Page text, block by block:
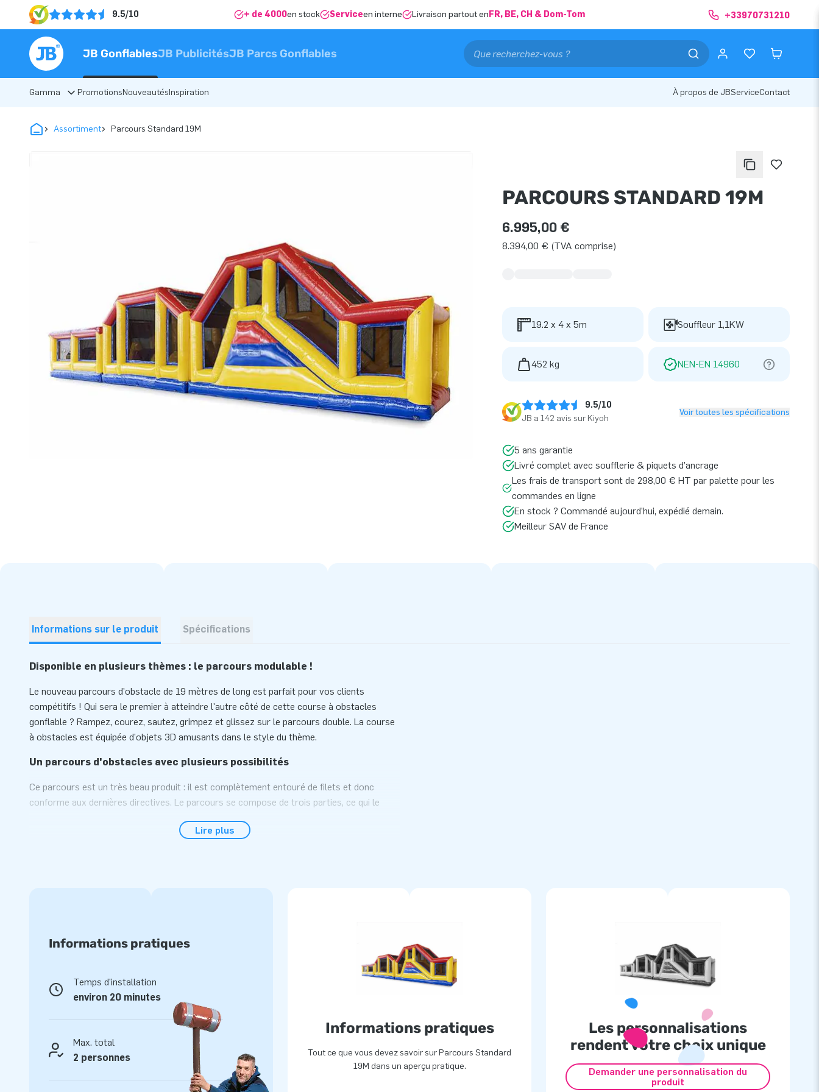
9.5/10 + de 4000en stock Serviceen interne Livraison partout en FR, BE, CH & Dom-Tom +33970731210
JB GonflablesJB PublicitésJB Parcs Gonflables
Gamma PromotionsNouveautésInspiration À propos de JBServiceContact
Assortiment Parcours Standard 19M
PARCOURS STANDARD 19M
6.995,00 €
8.394,00 € (TVA comprise)
19.2 x 4 x 5m Souffleur 1,1KW
452 kg NEN-EN 14960
9.5/10
JB a 142 avis sur Kiyoh
Voir toutes les spécifications
5 ans garantie
Livré complet avec soufflerie & piquets d’ancrage
Les frais de transport sont de 298,00 € HT par palette pour les
commandes en ligne
En stock ? Commandé aujourd’hui, expédié demain.
Meilleur SAV de France
Informations sur le produit Spécifications
Disponible en plusieurs thèmes : le parcours modulable !
Le nouveau parcours d'obstacle de 19 mètres de long est parfait pour vos clients
compétitifs ! Qui sera le premier à atteindre l'autre côté de cette course à obstacles
gonflable ? Rampez, courez, sautez, grimpez et glissez sur le parcours double. La course
à obstacles est équipée d'objets 3D amusants dans le style du thème.
Un parcours d'obstacles avec plusieurs possibilités
Ce parcours est un très beau produit : il est complètement entouré de filets et donc
conforme aux dernières directives. Le parcours se compose de trois parties, ce qui le
et peut être prolongée par des Jumping balls d'environ 6 mètres. L'attraction est livrée
Toutes nos structures gonflables sont renforcées en plusieurs points et cousues
plusieurs fois. De plus, bien entendu, tous les produits sont fabriqués à partir de PVC
robuste et de haute qualité. C'est pourquoi ils sont durables et faciles à entretenir. Avec le
parcours 19M, vous choisissez un produit de qualité pour des années de plaisir de jeu.
Plus de 15 000 clients ont également choisi JB
Depuis plus de 15 ans, nous avons permis à des gens du monde entier de littéralement
sauter dans les airs. De plus, les équipes de conception, de développement et de
logistique fournissent et innovent en permanence des attractions gonflables uniques ! JB
c'est aussi l'assurance d’un service et d’une livraison professionnels.
Lire plus
Informations pratiques
Temps d'installation
environ 20 minutes
Max. total
2 personnes
Informations pratiques
Tout ce que vous devez savoir sur Parcours Standard
19M dans un aperçu pratique.
Les personnalisations
rendent votre choix unique
Demander une personnalisation du
produit